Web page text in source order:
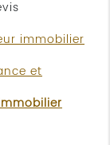
immobilier
et